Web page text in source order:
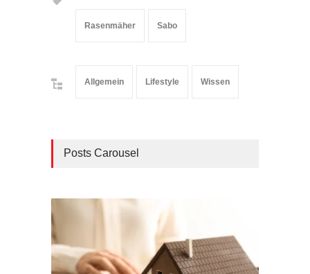
Rasenmäher Sabo
Allgemein Lifestyle Wissen
Posts Carousel